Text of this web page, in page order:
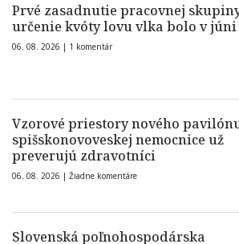
Prvé zasadnutie pracovnej
určenie kvóty lovu vlka bolo v júni
06. 08. 2026 | 1 komentár
Vzorové priestory nového
spišskonovoveskej nemocnice už
preverujú zdravotníci
06. 08. 2026 | Žiadne komentáre
Slovenská poľnohospodárska